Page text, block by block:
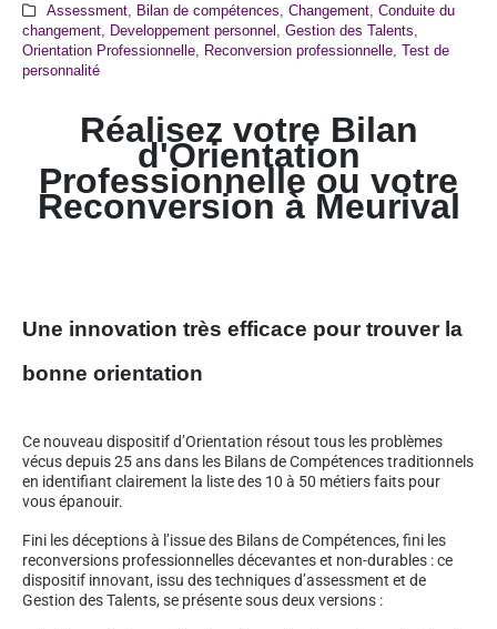
Assessment, Bilan de compétences Changement, Conduite du
changement
Developpement personnel Gestion des Talents
Orientation Professionnelle
Reconversion professionnelle Test de
personnalité
Réalisez votre Bilan
d'Orientation
Professionnelle ou votre
Reconversion à Meurival
Une innovation très efficace pour trouver la
bonne orientation
Ce nouveau dispositif d’Orientation résout tous les problèmes
vécus depuis 25 ans dans les Bilans de Compétences traditionnels
en identifiant clairement la liste des 10 à 50 métiers faits pour
vous épanouir.
Fini les déceptions à l’issue des Bilans de Compétences, fini les
reconversions professionnelles décevantes et non-durables : ce
dispositif innovant, issu des techniques d’assessment et de
Gestion des Talents, se présente sous deux versions :